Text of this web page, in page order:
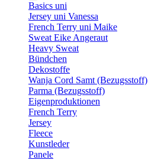
Basics uni
Jersey uni Vanessa
French Terry uni Maike
Sweat Eike Angeraut
Heavy Sweat
Bündchen
Dekostoffe
Wanja Cord Samt (Bezugsstoff)
Parma (Bezugsstoff)
Eigenproduktionen
French Terry
Jersey
Fleece
Kunstleder
Panele